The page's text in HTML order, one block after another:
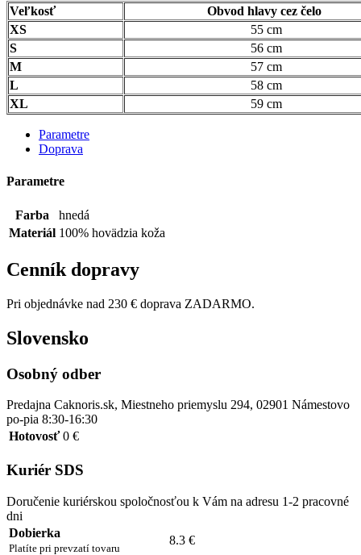
Veľkosť
Obvod hlavy cez čelo
XS
55 cm
S
56 cm
M
57 cm
L
58 cm
XL
59 cm
Parametre
Doprava
Parametre
Farba
hnedá
Materiál 100% hovädzia koža
Cenník dopravy
Pri objednávke nad 230 € doprava ZADARMO.
Slovensko
Osobný odber
Predajna Caknoris.sk, Miestneho priemyslu 294, 02901 Námestovo
po-pia 8:30-16:30
Hotovosť 0 €
Kuriér SDS
Doručenie kuriérskou spoločnosťou k Vám na adresu 1-2 pracovné
dni
Dobierka
Platíte pri prevzatí tovaru
8.3 €